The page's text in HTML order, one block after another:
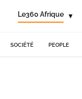
Le360 Afrique ▾
SOCIÉTÉ PEOPLE